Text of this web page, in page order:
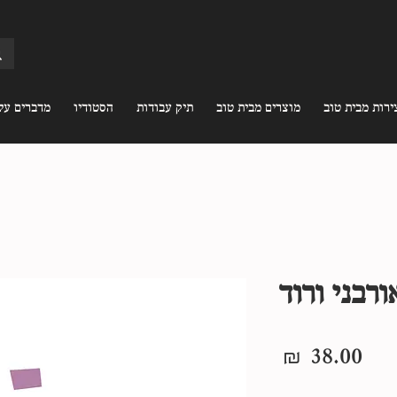
מדברים הסטודיו תיק עבודות מוצרים מבית טוב מבית טוב
ורוד